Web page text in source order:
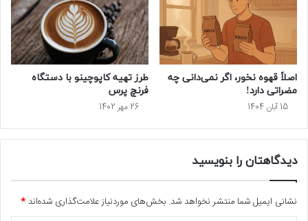
اصلاً قهوه نخور، اگر نمی‌دانی چه
مضراتی دارد!
15 آبان 1404
طرز تهیه کاپوچینو با دستگاه
فرنچ پرس
26 مهر 1402
دیدگاهتان را بنویسید
نشانی ایمیل شما منتشر نخواهد شد. بخش‌های موردنیاز علامت‌گذاری شده‌اند*